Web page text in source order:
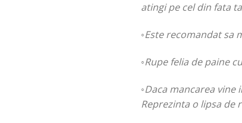
atingi pe cel din fata
◦Este recomandat sa
◦Rupe felia de paine
◦Daca mancarea
Reprezinta o lipsa de